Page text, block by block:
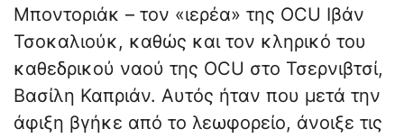
Μποντοριάκ – τον «ιερέα» της OCU Ιβάν
Τσοκαλιούκ, καθώς και τον κληρικό του
καθεδρικού ναού της OCU στο Τσερνιβτσί,
Βασίλη Καπριάν. Αυτός ήταν που μετά την
άφιξη βγήκε από το λεωφορείο, άνοιξε τις